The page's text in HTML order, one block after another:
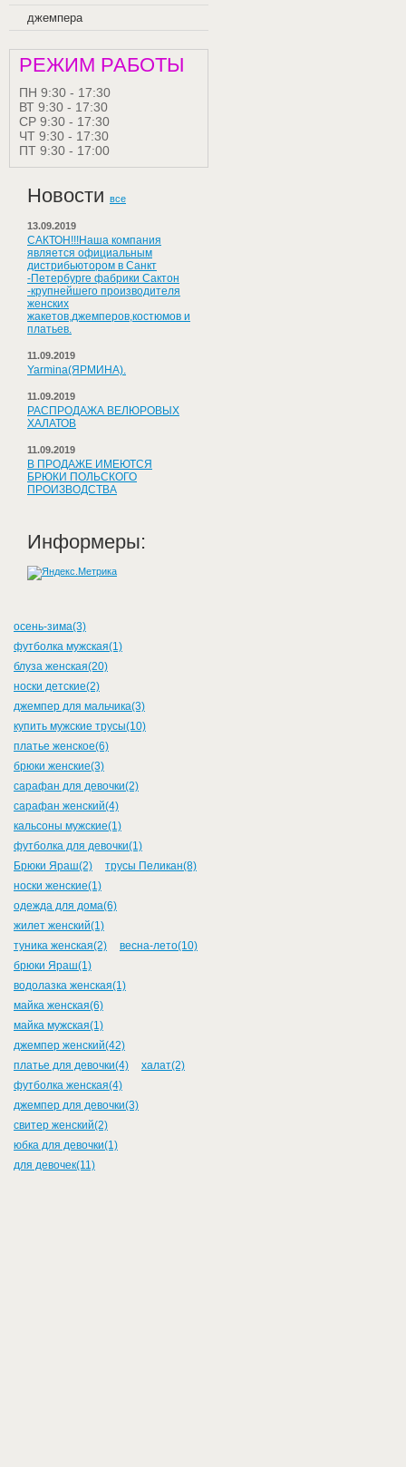
джемпера
РЕЖИМ РАБОТЫ
ПН 9:30 - 17:30
ВТ 9:30 - 17:30
СР 9:30 - 17:30
ЧТ 9:30 - 17:30
ПТ 9:30 - 17:00
Новости все
13.09.2019
САКТОН!!!Наша компания
является официальным
дистрибьютором в Санкт
-Петербурге фабрики Сактон
-крупнейшего производителя
женских
жакетов,джемперов,костюмов и
платьев.
11.09.2019
Yarmina(ЯРМИНА).
11.09.2019
РАСПРОДАЖА ВЕЛЮРОВЫХ
ХАЛАТОВ
11.09.2019
В ПРОДАЖЕ ИМЕЮТСЯ
БРЮКИ ПОЛЬСКОГО
ПРОИЗВОДСТВА
Информеры:
осень-зима(3)
футболка мужская(1)
блуза женская(20)
носки детские(2)
джемпер для мальчика(3)
купить мужские трусы(10)
платье женское(6)
брюки женские(3)
сарафан для девочки(2)
сарафан женский(4)
кальсоны мужские(1)
футболка для девочки(1)
Брюки Яраш(2)
трусы Пеликан(8)
носки женские(1)
одежда для дома(6)
жилет женский(1)
туника женская(2)
весна-лето(10)
брюки Яраш(1)
водолазка женская(1)
майка женская(6)
майка мужская(1)
джемпер женский(42)
платье для девочки(4)
халат(2)
футболка женская(4)
джемпер для девочки(3)
свитер женский(2)
юбка для девочки(1)
для девочек(11)